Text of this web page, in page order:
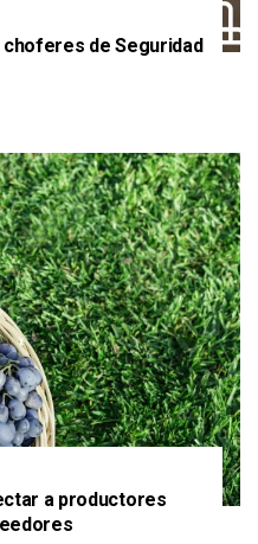
de Seguridad
a productores